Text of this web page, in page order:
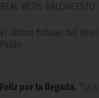
REAL BETIS BALONCESTO
El último fichaje del
Pablo
Feliz por la llegada. "La